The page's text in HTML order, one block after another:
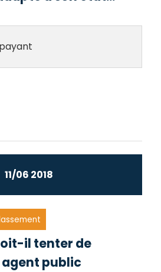
11/06 2018
il tenter de
public